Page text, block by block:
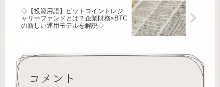
◇【投資用語】ビットコイントレジ
ャリーファンドとは？企業財務×BTC
の新しい運用モデルを解説◇
コメント